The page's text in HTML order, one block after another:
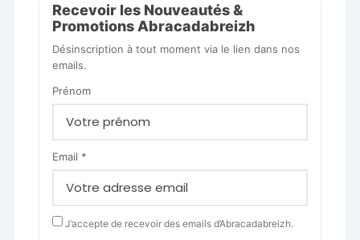
Recevoir les Nouveautés &
Promotions Abracadabreizh
Désinscription à tout moment via le lien dans nos
emails.
Prénom
Email *
J’accepte de recevoir des emails d’Abracadabreizh.